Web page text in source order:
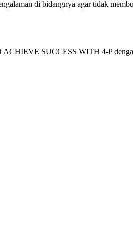
di bidangnya agar tidak
SUCCESS WITH 4-P